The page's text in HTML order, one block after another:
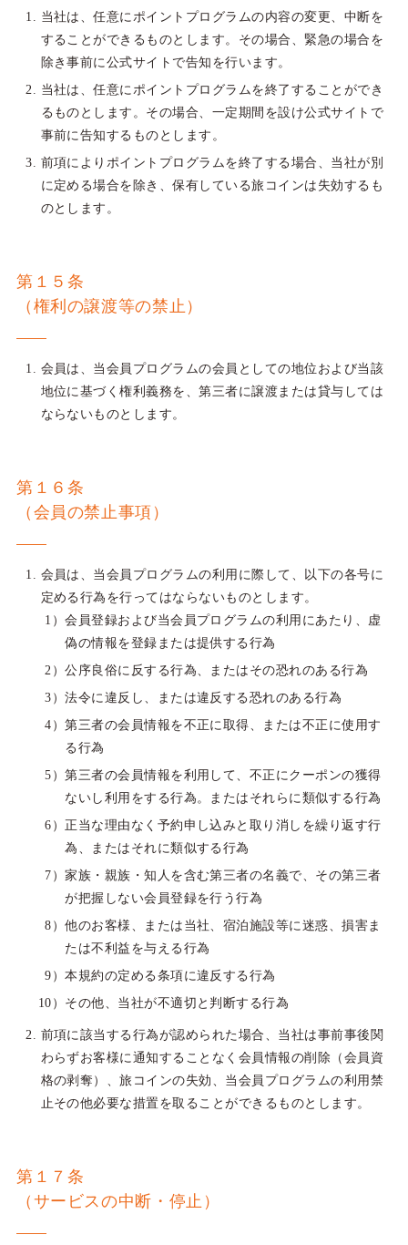
当社は、任意にポイントプログラムの内容の変更、中断を
することができるものとします。その場合、緊急の場合を
除き事前に公式サイトで告知を行います。
当社は、任意にポイントプログラムを終了することができ
るものとします。その場合、一定期間を設け公式サイトで
事前に告知するものとします。
前項によりポイントプログラムを終了する場合、当社が別
に定める場合を除き、保有している旅コインは失効するも
のとします。
第１５条
（権利の譲渡等の禁止）
会員は、当会員プログラムの会員としての地位および当該
地位に基づく権利義務を、第三者に譲渡または貸与しては
ならないものとします。
第１６条
（会員の禁止事項）
会員は、当会員プログラムの利用に際して、以下の各号に
定める行為を行ってはならないものとします。
会員登録および当会員プログラムの利用にあたり、虚
偽の情報を登録または提供する行為
公序良俗に反する行為、またはその恐れのある行為
法令に違反し、または違反する恐れのある行為
第三者の会員情報を不正に取得、または不正に使用す
る行為
第三者の会員情報を利用して、不正にクーポンの獲得
ないし利用をする行為。またはそれらに類似する行為
正当な理由なく予約申し込みと取り消しを繰り返す行
為、またはそれに類似する行為
家族・親族・知人を含む第三者の名義で、その第三者
が把握しない会員登録を行う行為
他のお客様、または当社、宿泊施設等に迷惑、損害ま
たは不利益を与える行為
本規約の定める条項に違反する行為
その他、当社が不適切と判断する行為
前項に該当する行為が認められた場合、当社は事前事後関
わらずお客様に通知することなく会員情報の削除（会員資
格の剥奪）、旅コインの失効、当会員プログラムの利用禁
止その他必要な措置を取ることができるものとします。
第１７条
（サービスの中断・停止）